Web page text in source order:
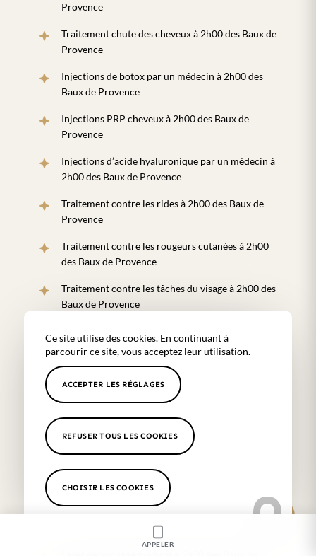
Provence
Traitement chute des cheveux à 2h00 des Baux de
Provence
Injections de botox par un médecin à 2h00 des
Baux de Provence
Injections PRP cheveux à 2h00 des Baux de
Provence
Injections d’acide hyaluronique par un médecin à
2h00 des Baux de Provence
Traitement contre les rides à 2h00 des Baux de
Provence
Traitement contre les rougeurs cutanées à 2h00
des Baux de Provence
Traitement contre les tâches du visage à 2h00 des
Baux de Provence
Provence
Prix d’une séance de détatouage à 2h00 des Baux
de Provence
Epilation définitive à 2h00 des Baux de Provence
Epilation laser à 2h00 des Baux de Provence
Centre d’épilation laser médicale à 2h00 des Baux
de Provence
Centre de détatouage médical à 2h00 des Baux de
Ce site utilise des cookies. En continuant à
parcourir ce site, vous acceptez leur utilisation.
ACCEPTER LES RÉGLAGES
REFUSER TOUS LES COOKIES
CHOISIR LES COOKIES
APPELER